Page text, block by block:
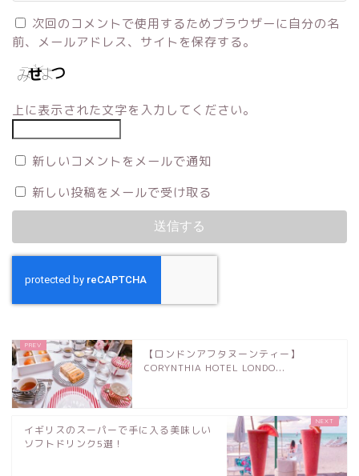
次回のコメントで使用するためブラウザーに自分の名
前、メールアドレス、サイトを保存する。
上に表示された文字を入力してください。
新しいコメントをメールで通知
新しい投稿をメールで受け取る
【ロンドンアフタヌーンティー】
CORYNTHIA HOTEL LONDO...
イギリスのスーパーで手に入る美味しい
ソフトドリンク5選！